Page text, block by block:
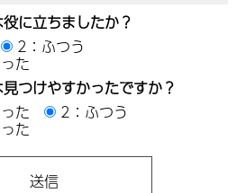
に立ちましたか？
2：ふつう
た
つけやすかったですか？
た
2：ふつう
た